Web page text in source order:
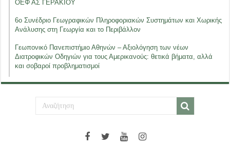
ΟΕΦ ΑΣ ΓΕΡΑΚΙΟΥ
6ο Συνέδριο Γεωγραφικών Πληροφοριακών Συστημάτων και Χωρικής
Ανάλυσης στη Γεωργία και το Περιβάλλον
Γεωπονικό Πανεπιστήμιο Αθηνών – Αξιολόγηση των νέων
Διατροφικών Οδηγιών για τους Αμερικανούς: θετικά βήματα, αλλά
και σοβαροί προβληματισμοί